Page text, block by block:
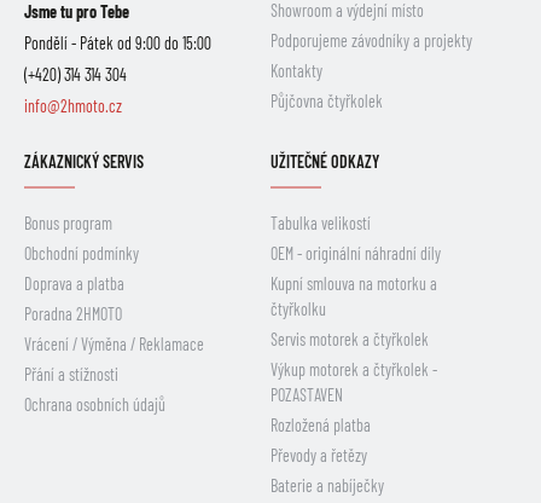
Jsme tu pro Tebe
Pondělí - Pátek od 9:00 do 15:00
(+420) 314 314 304
info@2hmoto.cz
Showroom a výdejní místo
Podporujeme závodníky a projekty
Kontakty
Půjčovna čtyřkolek
ZÁKAZNICKÝ SERVIS
Bonus program
Obchodní podmínky
Doprava a platba
Poradna 2HMOTO
Vrácení / Výměna / Reklamace
Přání a stížnosti
Ochrana osobních údajů
UŽITEČNÉ ODKAZY
Tabulka velikostí
OEM - originální náhradní díly
Kupní smlouva na motorku a
čtyřkolku
Servis motorek a čtyřkolek
Výkup motorek a čtyřkolek -
POZASTAVEN
Rozložená platba
Převody a řetězy
Baterie a nabíječky